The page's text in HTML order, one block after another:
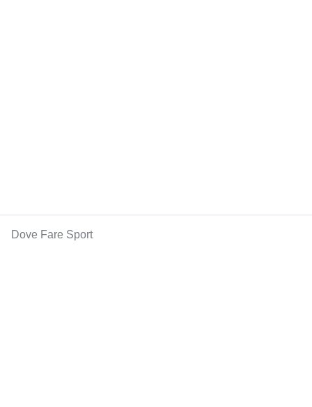
Dove Fare Sport